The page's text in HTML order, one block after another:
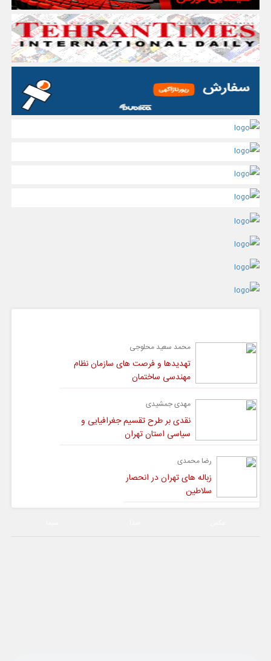
محمد سعید محلوجی
تهدیدها و فرصت های سازمان نظام
مهندسی ساختمان
مهدی جمشیدی
نقدی بر طرح تقسیم جغرافیایی و
سیاسی استان تهران
رضا محمدی
زباله های تهران در انحصار
سلاطین